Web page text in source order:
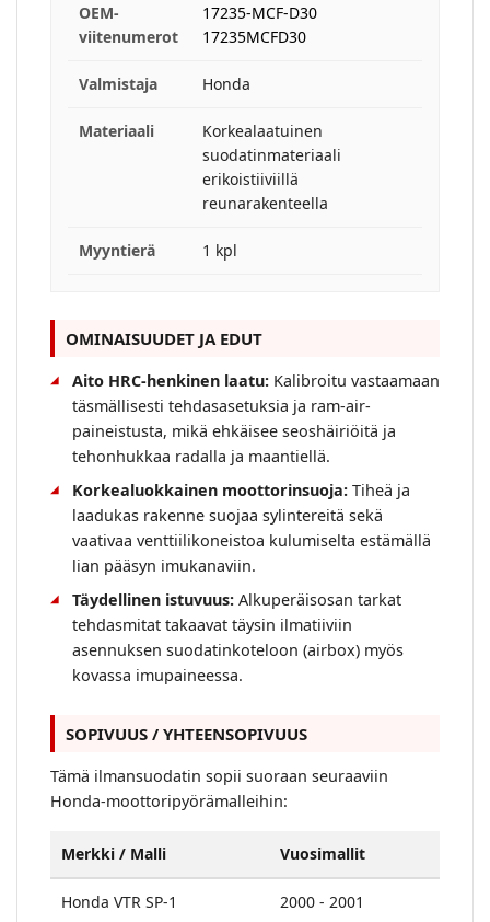
OEM-
viitenumerot
17235-MCF-D30
17235MCFD30
Valmistaja Honda
Materiaali
Korkealaatuinen
suodatinmateriaali
erikoistiiviillä
reunarakenteella
Myyntierä 1 kpl
OMINAISUUDET JA EDUT
Aito HRC-henkinen laatu: Kalibroitu vastaamaan
täsmällisesti tehdasasetuksia ja ram-air-
paineistusta, mikä ehkäisee seoshäiriöitä ja
tehonhukkaa radalla ja maantiellä.
Korkealuokkainen moottorinsuoja: Tiheä ja
laadukas rakenne suojaa sylintereitä sekä
vaativaa venttiilikoneistoa kulumiselta estämällä
lian pääsyn imukanaviin.
Täydellinen istuvuus: Alkuperäisosan tarkat
tehdasmitat takaavat täysin ilmatiiviin
asennuksen suodatinkoteloon (airbox) myös
kovassa imupaineessa.
SOPIVUUS / YHTEENSOPIVUUS
Tämä ilmansuodatin sopii suoraan seuraaviin
Honda-moottoripyörämalleihin:
Merkki / Malli Vuosimallit
Honda VTR SP-1 2000 - 2001